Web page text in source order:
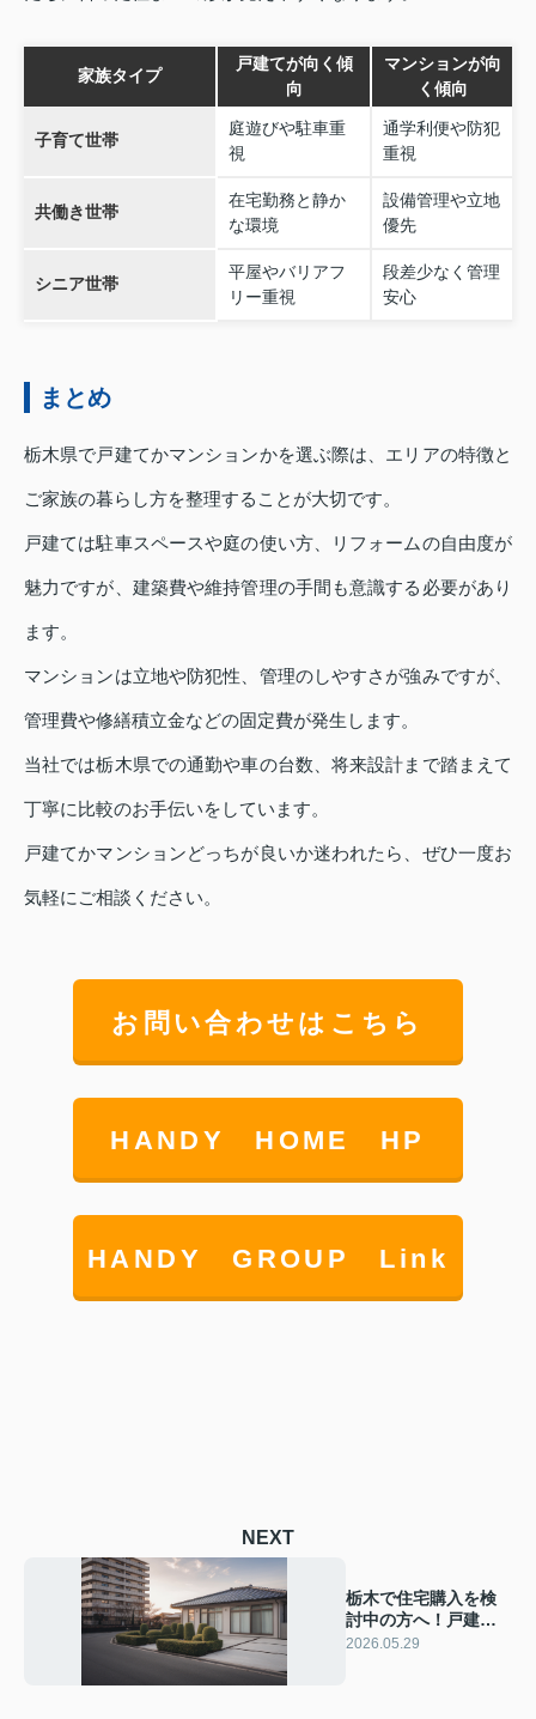
家族タイプ
戸建てが向く傾
向
マンションが向
く傾向
子育て世帯
庭遊びや駐車重
視
通学利便や防犯
重視
共働き世帯
在宅勤務と静か
な環境
設備管理や立地
優先
シニア世帯
平屋やバリアフ
リー重視
段差少なく管理
安心
まとめ
栃木県で戸建てかマンションかを選ぶ際は、エリアの特徴と
ご家族の暮らし方を整理することが大切です。
戸建ては駐車スペースや庭の使い方、リフォームの自由度が
魅力ですが、建築費や維持管理の手間も意識する必要があり
ます。
マンションは立地や防犯性、管理のしやすさが強みですが、
管理費や修繕積立金などの固定費が発生します。
当社では栃木県での通勤や車の台数、将来設計まで踏まえて
丁寧に比較のお手伝いをしています。
戸建てかマンションどっちが良いか迷われたら、ぜひ一度お
気軽にご相談ください。
お問い合わせはこちら
HANDY HOME HP
HANDY GROUP Link
NEXT
栃木で住宅購入を検
討中の方へ！戸建て
とマンションのメリ
2026.05.29